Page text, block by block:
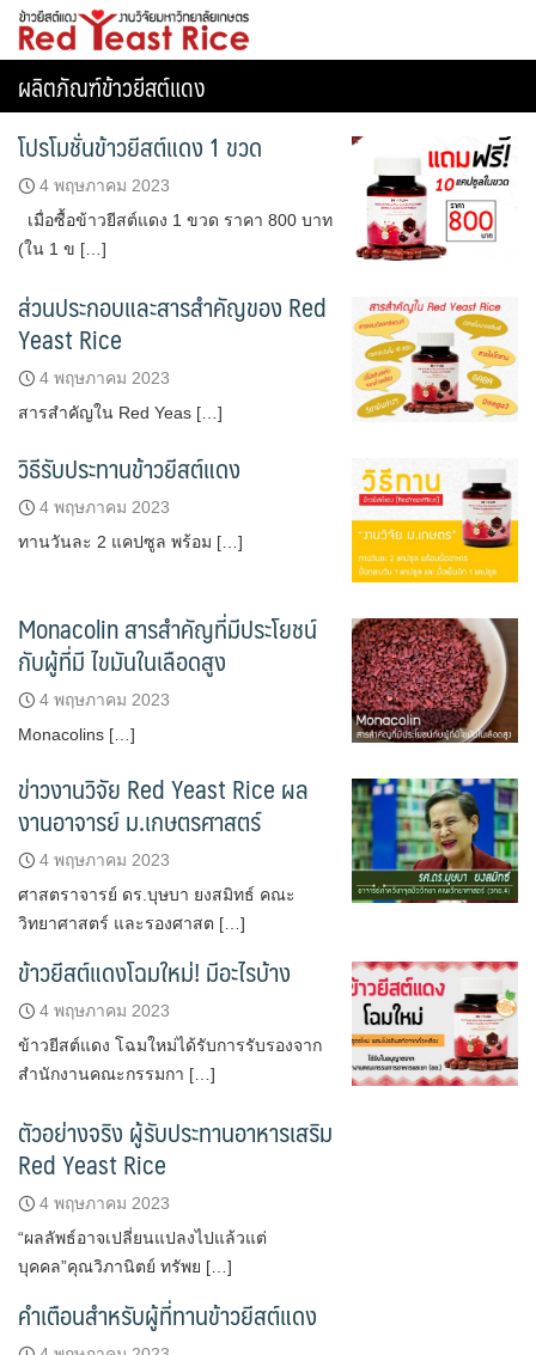
Skipข้าวยีสต์แดง
ผลิตภัณฑ์ข้าวยีสต์แดง
โปรโมชั่นข้าวยีสต์แดง 1 ขวด
4 พฤษภาคม 2023
เมื่อซื้อข้าวยีสต์แดง 1 ขวด ราคา 800 บาท
(ใน 1 ข […]
ส่วนประกอบและสารสำคัญของ Red
Yeast Rice
4 พฤษภาคม 2023
สารสำคัญใน Red Yeas […]
วิธีรับประทานข้าวยีสต์แดง
4 พฤษภาคม 2023
ทานวันละ 2 แคปซูล พร้อม […]
Monacolin สารสำคัญที่มีประโยชน์
กับผู้ที่มี ไขมันในเลือดสูง
4 พฤษภาคม 2023
Monacolins […]
ข่าวงานวิจัย Red Yeast Rice ผล
งานอาจารย์ ม.เกษตรศาสตร์
4 พฤษภาคม 2023
ศาสตราจารย์ ดร.บุษบา ยงสมิทธ์ คณะ
วิทยาศาสตร์ และรองศาสต […]
ข้าวยีสต์แดงโฉมใหม่! มีอะไรบ้าง
4 พฤษภาคม 2023
ข้าวยีสต์แดง โฉมใหม่ได้รับการรับรองจาก
สำนักงานคณะกรรมกา […]
ตัวอย่างจริง ผู้รับประทานอาหารเสริม
Red Yeast Rice
4 พฤษภาคม 2023
“ผลลัพธ์อาจเปลี่ยนแปลงไปแล้วแต่
บุคคล”คุณวิภานิตย์ ทรัพย […]
คำเตือนสำหรับผู้ที่ทานข้าวยีสต์แดง